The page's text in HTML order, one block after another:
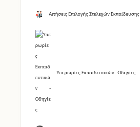
Αιτήσεις Επιλογής Στελεχών Εκπαίδευσης
Υπερωρίες Εκπαιδευτικών - Οδηγίες